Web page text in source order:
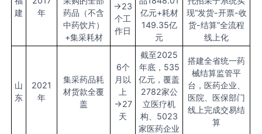
建
年
药品（不含
中药饮片）
+集采耗材
→23
个工
作日
亿元+耗材
149.35亿
元
现“发货-开票-收
货-结算”全流程
线上化
山
东
2021
年
集采药品耗
材货款全覆
盖
6个
月以
上
→27
天
截至2025
年底，535
亿元，覆盖
2782家公
立医疗机
构、5023
家医药企业
搭建全省统一药
械结算监管平
台，医药企业、
医院、医保部门
线上完成交易结
算